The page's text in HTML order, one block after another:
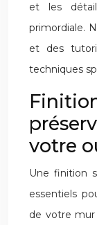
et les
primordiale.
et des
techniques
votre
Une finition
essentiels
de votre mur